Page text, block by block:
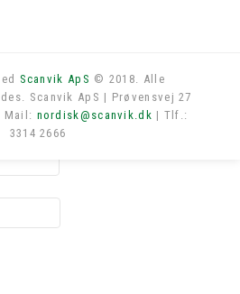
Scanvik ApS © 2018. Alle
Scanvik ApS | Prøvensvej 27
Mail: nordisk@scanvik.dk | Tlf.:
3314 2666